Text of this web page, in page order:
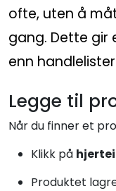
ofte, uten å
gang. Dette gir
enn
Legge til
Når du finner et
Klikk på
Produktet